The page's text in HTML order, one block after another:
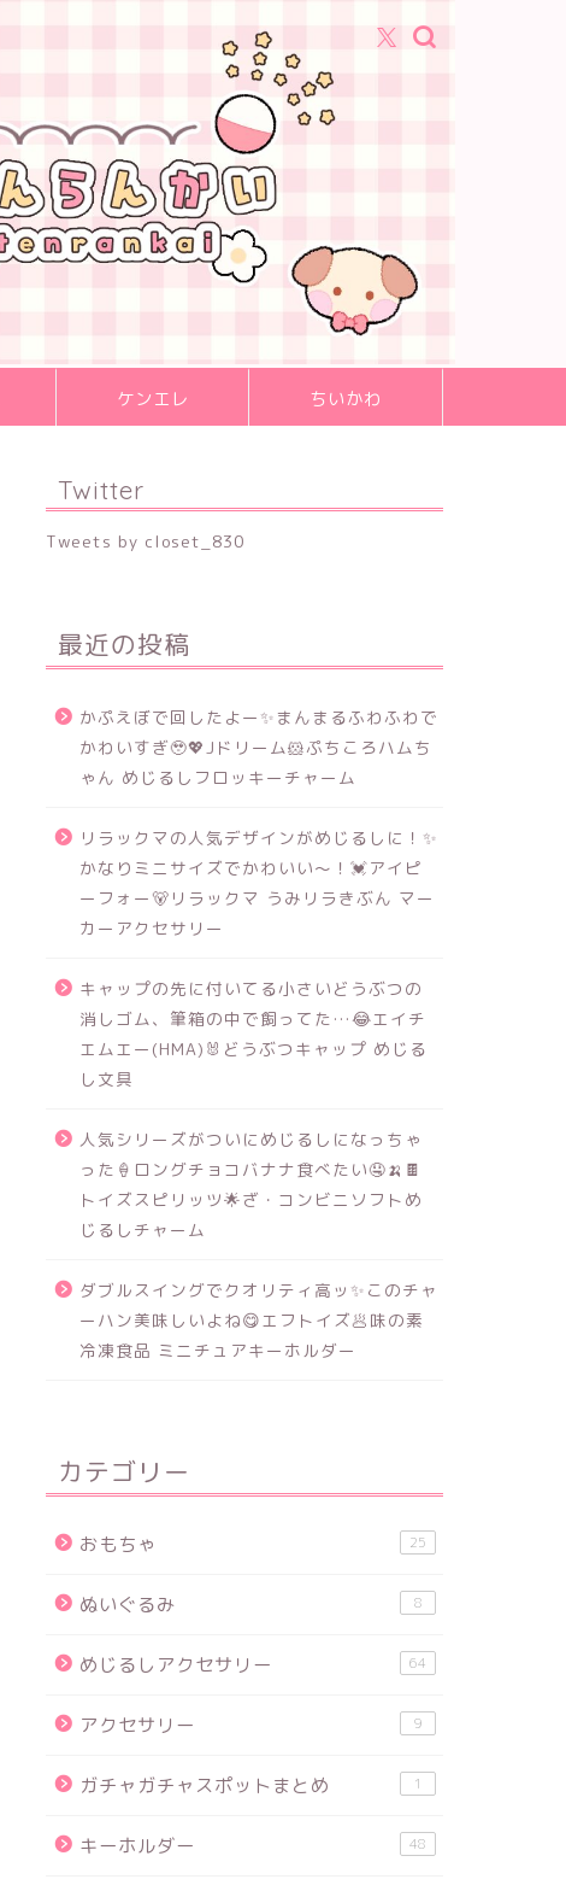
ケンエレ ちいかわ
Twitter
Tweets by closet_830
最近の投稿
かぷえぼで回したよー✨まんまるふわふわで
かわいすぎ🥹💖Jドリーム🐹ぷちころハムち
ゃん めじるしフロッキーチャーム
リラックマの人気デザインがめじるしに！✨
かなりミニサイズでかわいい～！💓アイピ
ーフォー🐻リラックマ うみリラきぶん マー
カーアクセサリー
キャップの先に付いてる小さいどうぶつの
消しゴム、筆箱の中で飼ってた…😂エイチ
エムエー(HMA)🐰どうぶつキャップ めじる
し文具
人気シリーズがついにめじるしになっちゃ
った🍦ロングチョコバナナ食べたい🤤🍌🍫
トイズスピリッツ🌟ざ・コンビニソフトめ
じるしチャーム
ダブルスイングでクオリティ高ッ✨このチャ
ーハン美味しいよね😋エフトイズ🥟味の素
冷凍食品 ミニチュアキーホルダー
カテゴリー
おもちゃ 25
ぬいぐるみ 8
めじるしアクセサリー 64
アクセサリー 9
ガチャガチャスポットまとめ 1
キーホルダー 48